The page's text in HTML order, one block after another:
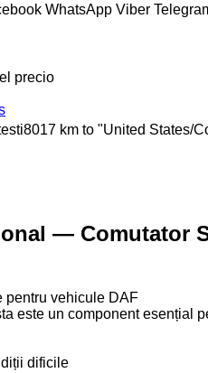
WhatsApp Viber
precio
8017 km to "United States/
— Comutator
pentru vehicule DAF
este un component esențial
dificile